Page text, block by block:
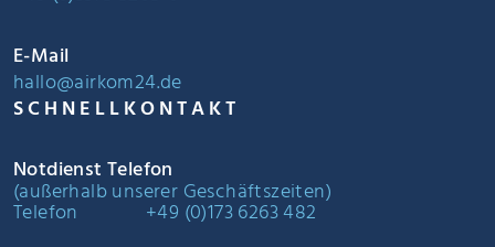
E-Mail
hallo@airkom24.de
SCHNELLKONTAKT
Notdienst Telefon
(außerhalb unserer Geschäftszeiten)
Telefon
+49 (0)173 6263 482